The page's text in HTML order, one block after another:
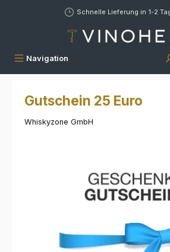
Schnelle Lieferung in 1-2
Navigation
Gutschein 25 Euro
Whiskyzone GmbH